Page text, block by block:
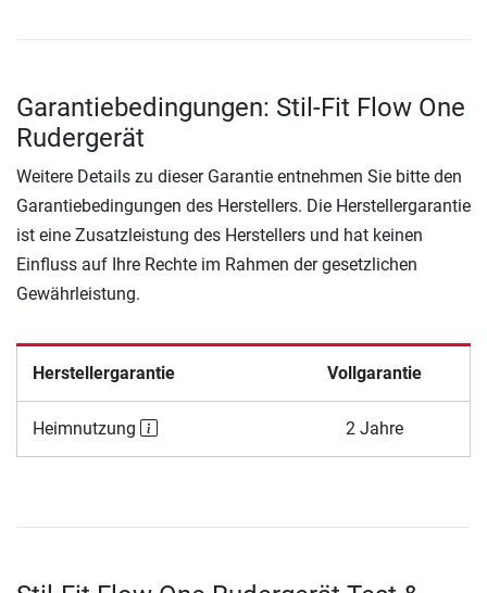
Garantiebedingungen: Stil-Fit Flow One
Rudergerät
Weitere Details zu dieser Garantie entnehmen Sie bitte den
Garantiebedingungen des Herstellers. Die Herstellergarantie
ist eine Zusatzleistung des Herstellers und hat keinen
Einfluss auf Ihre Rechte im Rahmen der gesetzlichen
Gewährleistung.
Herstellergarantie Vollgarantie
Heimnutzung 2 Jahre